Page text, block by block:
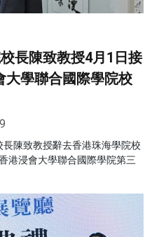
長陳致教授4月1日接
大學聯合國際學院校
陳致教授辭去香港珠海學院校
港浸會大學聯合國際學院第三